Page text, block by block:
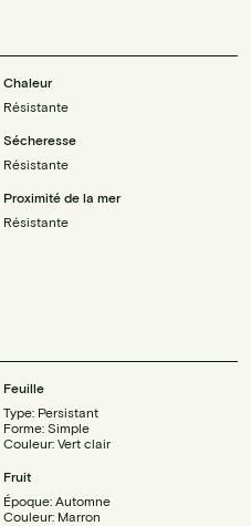
Chaleur
Résistante
Sécheresse
Résistante
Proximité de la mer
Résistante
Feuille
Type: Persistant
Forme: Simple
Couleur: Vert clair
Fruit
Époque: Automne
Couleur: Marron